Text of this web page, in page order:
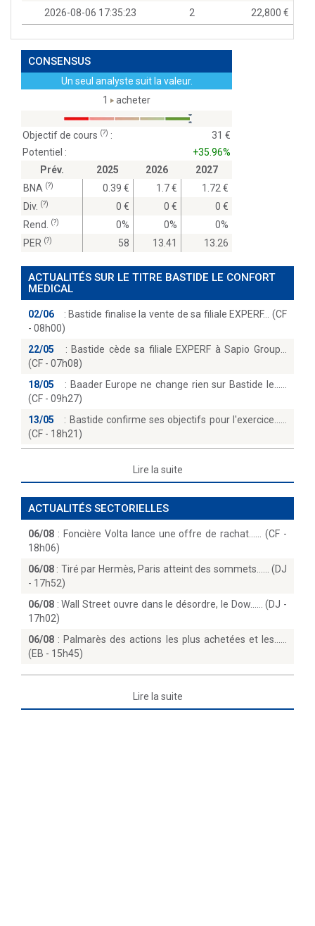
2026-08-06 17:35:23
2 22,800
CONSENSUS
Un seul analyste suit la valeur.
1
acheter
Objectif de cours (?) :
31
Potentiel :
+35.96%
Prév.
2025 2026
2027
BNA (?) 0.39 1.7
1.72
Div. (?) 0 0
0
Rend.
(?) 0% 0%
0%
PER (?) 58 13.41 13.26
ACTUALITÉS SUR LE TITRE BASTIDE LE CONFORT
MEDICAL
02/06 : Bastide finalise la vente de sa filiale EXPERF… (CF
- 08h00)
22/05
: Bastide cède sa filiale EXPERF à Sapio Group
(CF - 07h08)
18/05
: Baader Europe ne change rien sur Bastide le...
(CF - 09h27)
13/05
: Bastide confirme ses objectifs pour l'exercice...
(CF - 18h21)
Lire la suite
ACTUALITÉS SECTORIELLES
06/08 : Foncière Volta lance une offre de rachat...… (CF -
18h06)
06/08 : Tiré par Hermès, Paris atteint des sommets...… (DJ
- 17h52)
06/08 :Wall Street ouvre dans le désordre, le Dow...… (DJ -
17h02)
06/08 : Palmarès des actions les plus achetées et les...
(EB - 15h45)
Lire la suite